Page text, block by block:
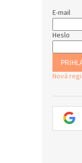
E-mail
Heslo
Nová